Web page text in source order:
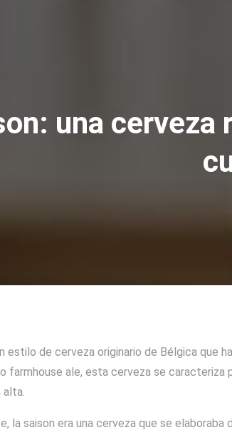
una
estilo de cerveza originario de Bélgica que
farmhouse ale, esta cerveza se caracteriza
alta.
la saison era una cerveza que se